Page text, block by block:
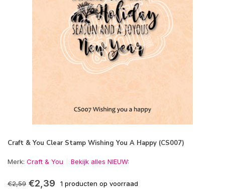
Craft & You Clear Stamp Wishing You A Happy (CS007)
Merk: Craft & You Bekijk alles NIEUW:
€2,59 €2,39 1 producten op voorraad